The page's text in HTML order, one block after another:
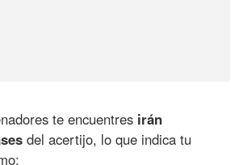
te encuentres irán
del acertijo, lo que indica tu